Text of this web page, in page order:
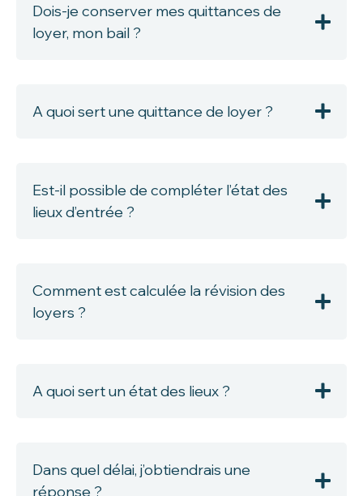
Dois-je conserver mes quittances de
loyer, mon bail ?
A quoi sert une quittance de loyer ?
Est-il possible de compléter l’état des
lieux d’entrée ?
Comment est calculée la révision des
loyers ?
A quoi sert un état des lieux ?
Dans quel délai, j’obtiendrais une
réponse ?